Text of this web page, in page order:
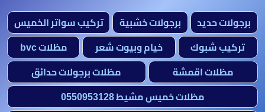
برجولات حديد برجولات خشبية
تركيب سواتر الخميس
تركيب شبوك
خيام وبيوت شعر
مظلات bvc
مظلات اقمشة
مظلات برجولات حدائق
مظلات خميس مشيط 0550953128